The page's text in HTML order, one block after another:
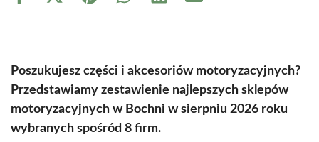
(Twitter)
Poszukujesz części i akcesoriów motoryzacyjnych?
Przedstawiamy zestawienie najlepszych sklepów
motoryzacyjnych w Bochni w sierpniu 2026 roku
wybranych spośród 8 firm.